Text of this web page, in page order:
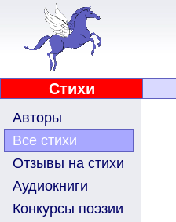
Стихи
Авторы
Все стихи
Отзывы на стихи
Аудиокниги
Конкурсы поэзии